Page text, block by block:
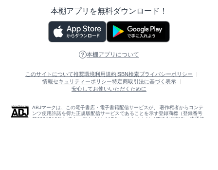
本棚アプリを無料ダウンロード！
本棚アプリについて
このサイトについて推奨環境利用規約ISBN検索プライバシーポリシー
情報セキュリティーポリシー特定商取引法に基づく表示
安心してお使いいただくために
ABJマークは、この電子書店・電子書籍配信サービスが、 著作権者からコンテ
ンツ使用許諾を得た正規版配信サービスであることを示す登録商標（登録番号
第6091713号）です。 詳しくは［ABJマーク］または［電子出版制作・流通協